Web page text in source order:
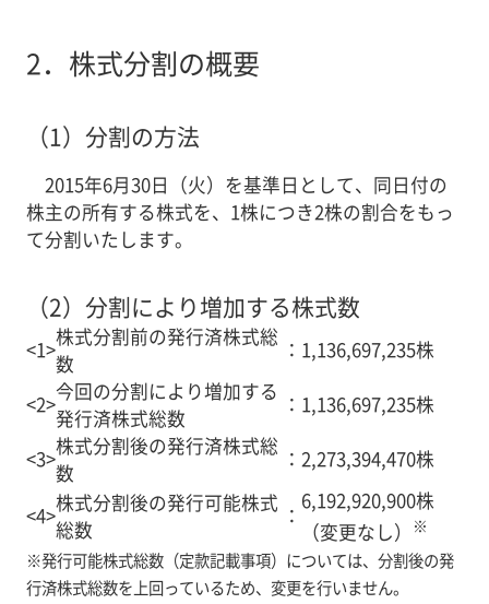
2． 株式分割の概要
（1） 分割の方法
2015年6月30日（火）を基準日として、同日付の
株主の所有する株式を、1株につき2株の割合をもっ
て分割いたします。
（2） 分割により増加する株式数
<1>株式分割前の発行済株式総
数
： 1,136,697,235株
<2>今回の分割により増加する
発行済株式総数
： 1,136,697,235株
<3>株式分割後の発行済株式総
数
： 2,273,394,470株
<4>株式分割後の発行可能株式
総数
：
6,192,920,900株
（変更なし）
※
※発行可能株式総数（定款記載事項）については、分割後の発
行済株式総数を上回っているため、変更を行いません。